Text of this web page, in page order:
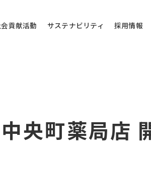
貢献活動 サステナビリティ 採用情報
代表電話にご連絡ください。
央町薬局店